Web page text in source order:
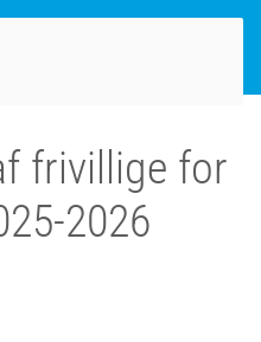
frivillige for
2026